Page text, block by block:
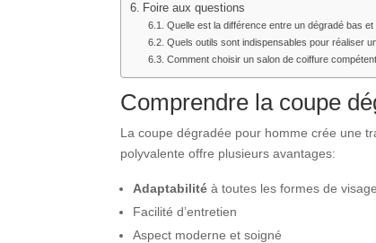
Foire aux questions
Quelle est la différence entre un dégradé bas
Quels outils sont indispensables pour réaliser
Comment choisir un salon de coiffure
Comprendre la coupe
La coupe dégradée pour homme crée une
polyvalente offre plusieurs avantages:
Adaptabilité à toutes les formes de visage
Facilité d’entretien
Aspect moderne et soigné